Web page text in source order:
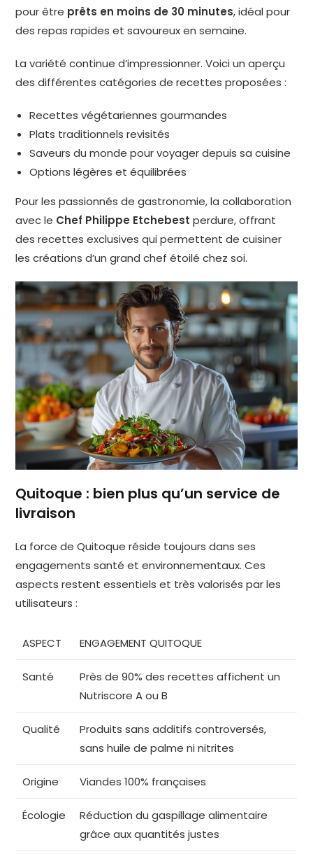
pour être prêts en moins de 30 minutes, idéal pour
des repas rapides et savoureux en semaine.
La variété continue d’impressionner. Voici un aperçu
des différentes catégories de recettes proposées :
Recettes végétariennes gourmandes
Plats traditionnels revisités
Saveurs du monde pour voyager depuis sa cuisine
Options légères et équilibrées
Pour les passionnés de gastronomie, la collaboration
avec le Chef Philippe Etchebest perdure, offrant
des recettes exclusives qui permettent de cuisiner
les créations d’un grand chef étoilé chez soi.
Quitoque : bien plus qu’un service de
livraison
La force de Quitoque réside toujours dans ses
engagements santé et environnementaux. Ces
aspects restent essentiels et très valorisés par les
utilisateurs :
ASPECT ENGAGEMENT QUITOQUE
Santé
Près de 90% des recettes affichent un
Nutriscore A ou B
Qualité
Produits sans additifs controversés,
sans huile de palme ni nitrites
Origine Viandes 100% françaises
Écologie
Réduction du gaspillage alimentaire
grâce aux quantités justes